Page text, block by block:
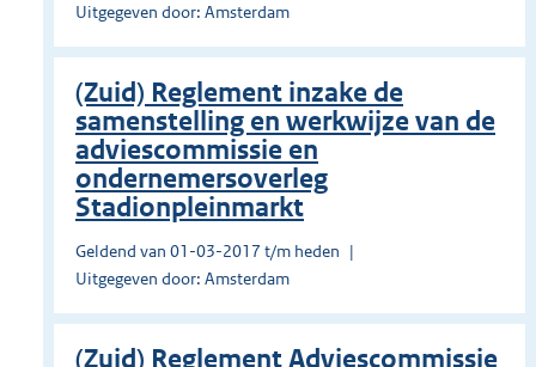
Uitgegeven door: Amsterdam
(Zuid) Reglement inzake de
samenstelling en werkwijze van de
adviescommissie en
ondernemersoverleg
Stadionpleinmarkt
Geldend van 01-03-2017 t/m heden
Uitgegeven door: Amsterdam
(Zuid) Reglement Adviescommissie